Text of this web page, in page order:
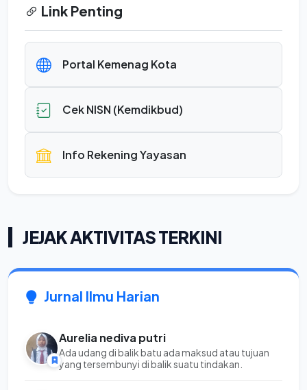
Link Penting
Portal Kemenag Kota
Cek NISN (Kemdikbud)
Info Rekening Yayasan
JEJAK AKTIVITAS TERKINI
Jurnal Ilmu Harian
Aurelia nediva putri
Ada udang di balik batu ada maksud atau tujuan
yang tersembunyi di balik suatu tindakan.